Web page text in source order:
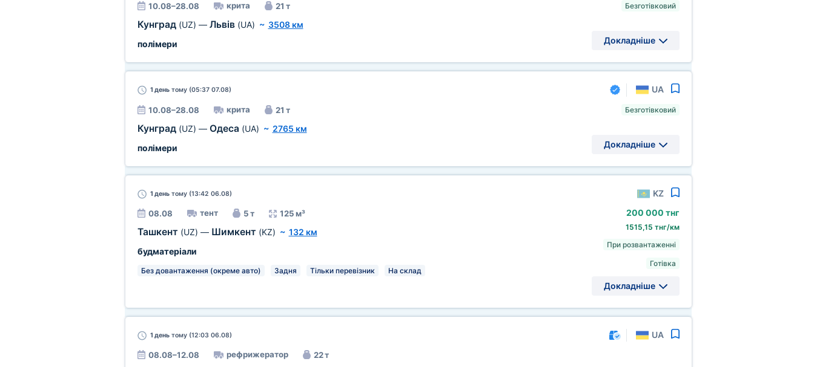
10.08–28.08 крита 21 т
Кунград (UZ) — Львів (UA) ~ 3508 км
полімери
Безготівковий
Докладніше
1 деньтому (05:37 07.08) UA
10.08–28.08 крита 21 т
Кунград (UZ) — Одеса (UA) ~ 2765 км
полімери
Безготівковий
Докладніше
1 деньтому (13:42 06.08) KZ
08.08 тент 5 т 125 м³
Ташкент (UZ) — Шимкент (KZ) ~ 132 км
будматеріали
Без довантаження (окреме авто) Задня Тільки перевізник На склад
200 000 тнг
1515,15 тнг/км
При розвантаженні
Готівка
Докладніше
1 деньтому (12:03 06.08) UA
08.08–12.08 рефрижератор 22 т